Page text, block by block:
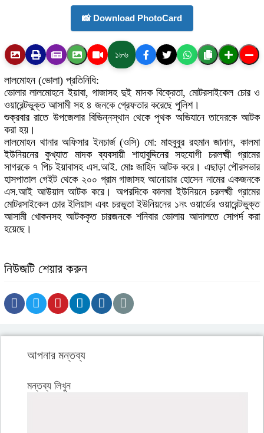
📸 Download PhotoCard
১৮৬
লালমোহন (ভোলা) প্রতিনিধি:
ভোলার লালমোহনে ইয়াবা, গাজাসহ দুই মাদক বিক্রেতা, মোটরসাইকেল চোর ও
ওয়ারেন্টভুক্ত আসামী সহ ৪ জনকে গ্রেফতার করেছে পুলিশ।
শুক্রবার রাতে উপজেলার বিভিন্নস্থান থেকে পৃথক অভিযানে তাদেরকে আটক
করা হয়।
লালমোহন থানার অফিসার ইনচার্জ (ওসি) মো: মাহবুবুর রহমান জানান, কালমা
ইউনিয়নের কুখ্যাত মাদক ব্যবসায়ী শাহাবুদ্দিনের সহযোগী চরলক্ষ্মী গ্রামের
সাগরকে ৭ পিচ ইয়াবাসহ এস.আই. মোঃ জাহিদ আটক করে। এছাড়া পৌরসভার
হাসপাতাল গেইট থেকে ২০০ গ্রাম গাজাসহ আনোয়ার হোসেন নামের একজনকে
এস.আই আউয়াল আটক করে। অপরদিকে কালমা ইউনিয়নে চরলক্ষ্মী গ্রামের
মোটরসাইকেল চোর ইলিয়াস এবং চরভূতা ইউনিয়নের ১নং ওয়ার্ডের ওয়ারেন্টভুক্ত
আসামী খোকনসহ আটককৃত চারজনকে শনিবার ভোলায় আদালতে সোপর্দ করা
হয়েছে।
নিউজটি শেয়ার করুন
আপনার মন্তব্য
মন্তব্য লিখুন